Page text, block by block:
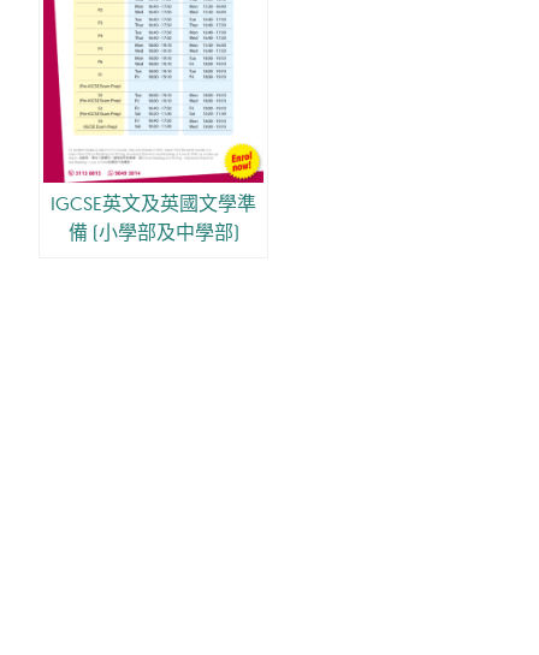
IGCSE英文及英國文學準
備 (小學部及中學部)